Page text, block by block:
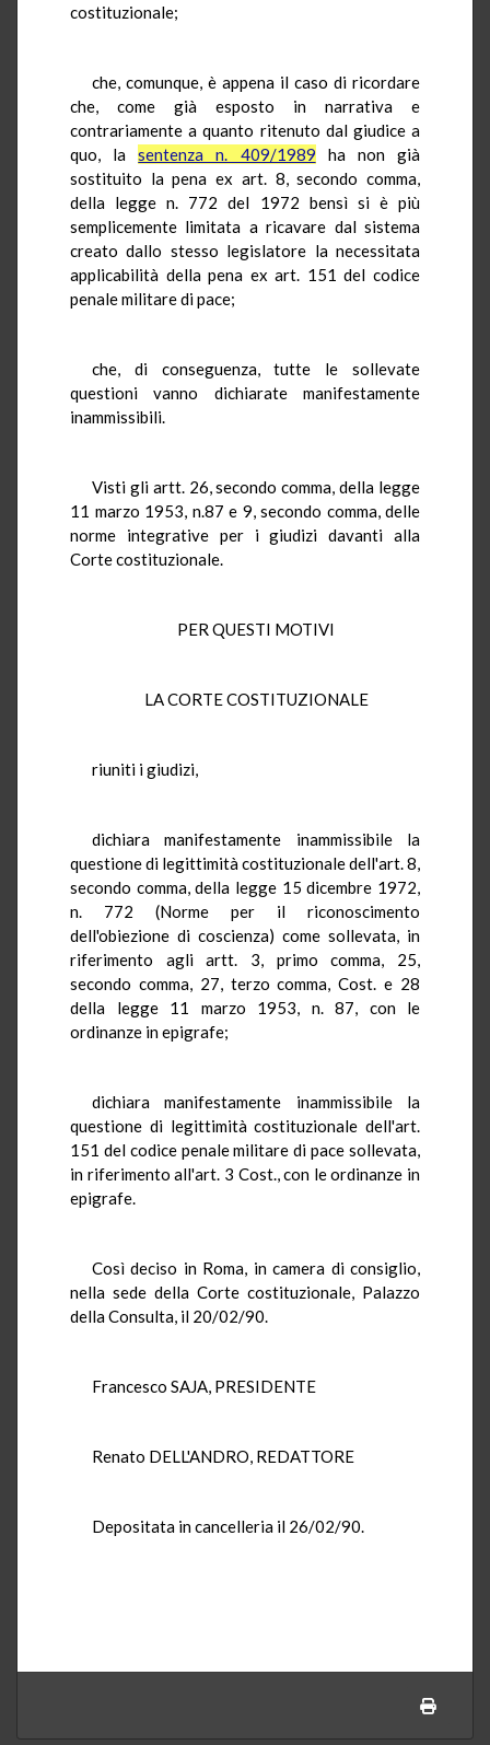
costituzionale;
che, comunque, è appena il caso di ricordare
che, come già esposto in narrativa e
contrariamente a quanto ritenuto dal giudice a
quo, lasentenza n. 409/1989 ha non già
sostituito la pena ex art. 8, secondo comma,
della legge n. 772 del 1972 bensì si è più
semplicemente limitata a ricavare dal sistema
creato dallo stesso legislatore la necessitata
applicabilità della pena ex art. 151 del codice
penale militare di pace;
che, di conseguenza, tutte le sollevate
questioni vanno dichiarate manifestamente
inammissibili.
Visti gli artt. 26, secondo comma, della legge
11 marzo 1953, n.87 e 9, secondo comma, delle
norme integrative per i giudizi davanti alla
Corte costituzionale.
PER QUESTI MOTIVI
LA CORTE COSTITUZIONALE
riuniti i giudizi,
dichiara manifestamente inammissibile la
questione di legittimità costituzionale dell'art. 8,
secondo comma, della legge 15 dicembre 1972,
n. 772 (Norme per il riconoscimento
dell'obiezione di coscienza) come sollevata, in
riferimento agli artt. 3, primo comma, 25,
secondo comma, 27, terzo comma, Cost. e 28
della legge 11 marzo 1953, n. 87, con le
ordinanze in epigrafe;
dichiara manifestamente inammissibile la
questione di legittimità costituzionale dell'art.
151 del codice penale militare di pace sollevata,
in riferimento all'art. 3 Cost., con le ordinanze in
epigrafe.
Così deciso in Roma, in camera di consiglio,
nella sede della Corte costituzionale, Palazzo
della Consulta, il 20/02/90.
Francesco SAJA, PRESIDENTE
Renato DELL'ANDRO, REDATTORE
Depositata in cancelleria il 26/02/90.